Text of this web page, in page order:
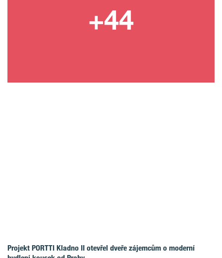
Projekt PORTTI Kladno II otevřel dveře zájemcům o moderní